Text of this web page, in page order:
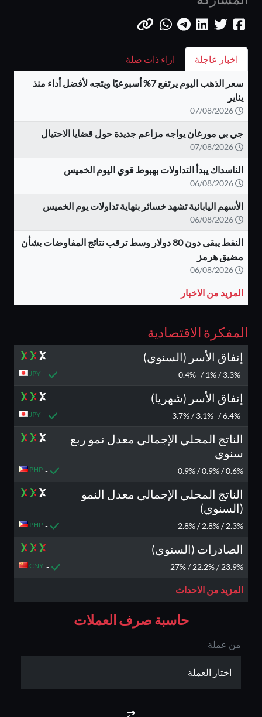
اخبار عاجلة اراء ذات صلة
سعر الذهب اليوم يرتفع 7% أسبوعيًا ويتجه لأفضل أداء منذ
يناير
جي بي مورغان يواجه مزاعم جديدة حول قضايا الاحتيال
الناسداك يبدأ التداولات بهبوط قوي اليوم الخميس
الأسهم اليابانية تشهد خسائر بنهاية تداولات يوم الخميس
النفط يبقى دون 80 دولار وسط ترقب نتائج المفاوضات بشأن
مضيق هرمز
المزيد من الاخبار
المفكرة الاقتصادية
إنفاق الأسر (السنوي)
-3.3% / 1% / -0.4%
-
JPY
إنفاق الأسر (شهريا)
-6.4% / -3.1% / 3.7%
-
JPY
الناتج المحلي الإجمالي معدل نمو ربع
سنوي
0.6% / 0.9% / 0.9%
-
PHP
الناتج المحلي الإجمالي معدل النمو
(السنوي)
2.3% / 2.8% / 2.8%
-
PHP
الصادرات (السنوي)
23.9% / 22.2% / 27%
-
CNY
المزيد من الاحداث
حاسبة صرف العملات
من عملة